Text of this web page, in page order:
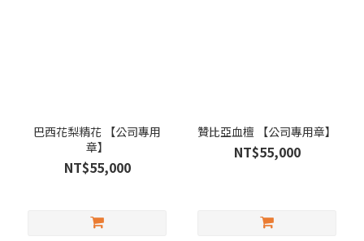
巴西花梨精花 【公司專用
章】
NT$55,000
贊比亞血檀 【公司專用章】
NT$55,000